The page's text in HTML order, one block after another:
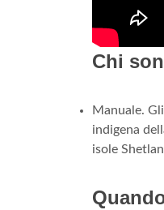
Chi
Manuale. Gli
indigena
isole